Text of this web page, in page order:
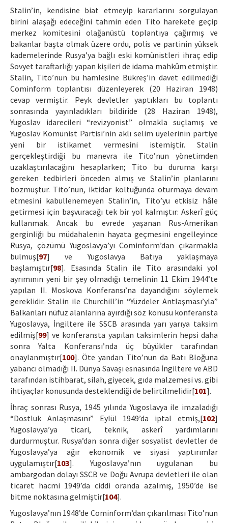
Stalin’in, kendisine biat etmeyip kararlarını sorgulayan
birini alaşağı edeceğini tahmin eden Tito harekete geçip
merkez komitesini olağanüstü toplantıya çağırmış ve
bakanlar başta olmak üzere ordu, polis ve partinin yüksek
kademelerinde Rusya’ya bağlı eski komünistleri ihraç edip
Sovyet taraftarlığı yapan kişileri de idama mahkûm etmiştir.
Stalin, Tito’nun bu hamlesine Bükreş’in davet edilmediği
Cominform toplantısı düzenleyerek (20 Haziran 1948)
cevap vermiştir. Peyk devletler yaptıkları bu toplantı
sonrasında yayınladıkları bildiride (28 Haziran 1948),
Yugoslav idarecileri “revizyonist” olmakla suçlamış ve
Yugoslav Komünist Partisi’nin aklı selim üyelerinin partiye
yeni bir istikamet vermesini istemiştir. Stalin
gerçekleştirdiği bu manevra ile Tito’nun yönetimden
uzaklaştırılacağını hesaplarken; Tito bu duruma karşı
gereken tedbirleri önceden almış ve Stalin’in planlarını
bozmuştur. Tito’nun, iktidar koltuğunda oturmaya devam
etmesini kabullenemeyen Stalin’in, Tito’yu etkisiz hâle
getirmesi için başvuracağı tek bir yol kalmıştır: Askerî güç
kullanmak. Ancak bu evrede yaşanan Rus-Amerikan
gerginliği bu müdahalenin hayata geçmesini engelleyince
Rusya, çözümü Yugoslavya’yı Cominform’dan çıkarmakla
bulmuş[97] ve Yugoslavya Batıya yaklaşmaya
başlamıştır[98]. Esasında Stalin ile Tito arasındaki yol
ayrımının yeni bir şey olmadığı temelinin 11 Ekim 1944’te
yapılan II. Moskova Konferansı’na dayandığını söylemek
gereklidir. Stalin ile Churchill’in “Yüzdeler Antlaşması’yla”
Balkanları nüfuz alanlarına ayırdığı söz konusu konferansta
Yugoslavya, İngiltere ile SSCB arasında yarı yarıya taksim
edilmiş[99] ve konferansta yapılan taksimlerin hepsi daha
sonra Yalta Konferansı’nda üç büyükler tarafından
onaylanmıştır[100]. Öte yandan Tito’nun da Batı Bloğuna
yabancı olmadığı II. Dünya Savaşı esnasında İngiltere ve ABD
tarafından istihbarat, silah, giyecek, gıda malzemesi vs. gibi
ihtiyaçlar konusunda desteklendiği de belirtilmelidir[101].
İhraç sonrası Rusya, 1945 yılında Yugoslavya ile imzaladığı
“Dostluk Anlaşmasını” Eylül 1949’da iptal etmiş,[102]
Yugoslavya’ya ticari, teknik, askerî yardımlarını
durdurmuştur. Rusya’dan sonra diğer sosyalist devletler de
Yugoslavya’ya ağır ekonomik ve siyasi yaptırımlar
uygulamıştır[103]. Yugoslavya’nın uygulanan bu
ambargodan dolayı SSCB ve Doğu Avrupa devletleri ile olan
ticaret hacmi 1949’da ciddi oranda azalmış, 1950’de ise
bitme noktasına gelmiştir[104].
Yugoslavya’nın 1948’de Cominform’dan çıkarılması Tito’nun